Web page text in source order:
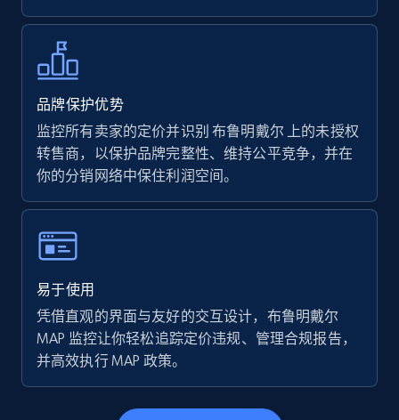
Walmart - products - Collects products by
specific keywords
URL, Final price, Sku, Currency, Gtin,
Specifications, Image urls, Top reviews, and
more.
5.6K+ 875+ 立即开始
Walmart - products - Discover products by
using sku numbers
URL, Final price, Sku, Currency, Gtin,
Specifications, Image urls, Top reviews, and
more.
品牌保护优势
监控所有卖家的定价并识别 布鲁明戴尔 上的未授权
转售商，以保护品牌完整性、维持公平竞争，并在
你的分销网络中保住利润空间。
易于使用
凭借直观的界面与友好的交互设计，布鲁明戴尔
MAP 监控让你轻松追踪定价违规、管理合规报告，
并高效执行 MAP 政策。